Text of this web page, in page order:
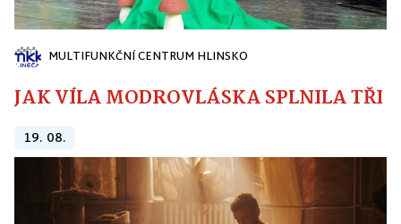
MULTIFUNKČNÍ CENTRUM HLINSKO
JAK VÍLA MODROVLÁSKA SPLNILA
19. 08.